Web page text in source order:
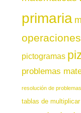
primaria
operaciones
pictogramas
problemas
resolución de problemas
tablas de multiplicar